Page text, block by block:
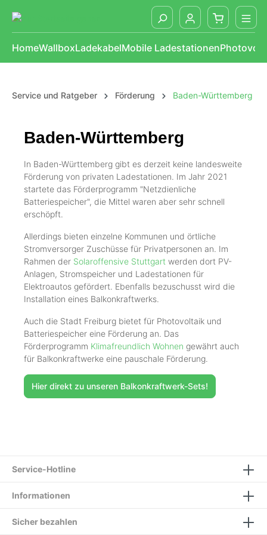
springen
HomeWallboxLadekabelMobile Ladestationen
Service und Ratgeber Förderung Baden-Württemberg
Baden-Württemberg
In Baden-Württemberg gibt es derzeit keine landesweite
Förderung von privaten Ladestationen. Im Jahr 2021
startete das Förderprogramm "Netzdienliche
Batteriespeicher", die Mittel waren aber sehr schnell
erschöpft.
Allerdings bieten einzelne Kommunen und örtliche
Stromversorger Zuschüsse für Privatpersonen an. Im
Rahmen der Solaroffensive Stuttgart werden dort PV-
Anlagen, Stromspeicher und Ladestationen für
Elektroautos gefördert. Ebenfalls bezuschusst wird die
Installation eines Balkonkraftwerks.
Auch die Stadt Freiburg bietet für Photovoltaik und
Batteriespeicher eine Förderung an. Das
Förderprogramm Klimafreundlich Wohnen gewährt auch
für Balkonkraftwerke eine pauschale Förderung.
Hier direkt zu unseren Balkonkraftwerk-Sets!
Service-Hotline
Informationen
Sicher bezahlen